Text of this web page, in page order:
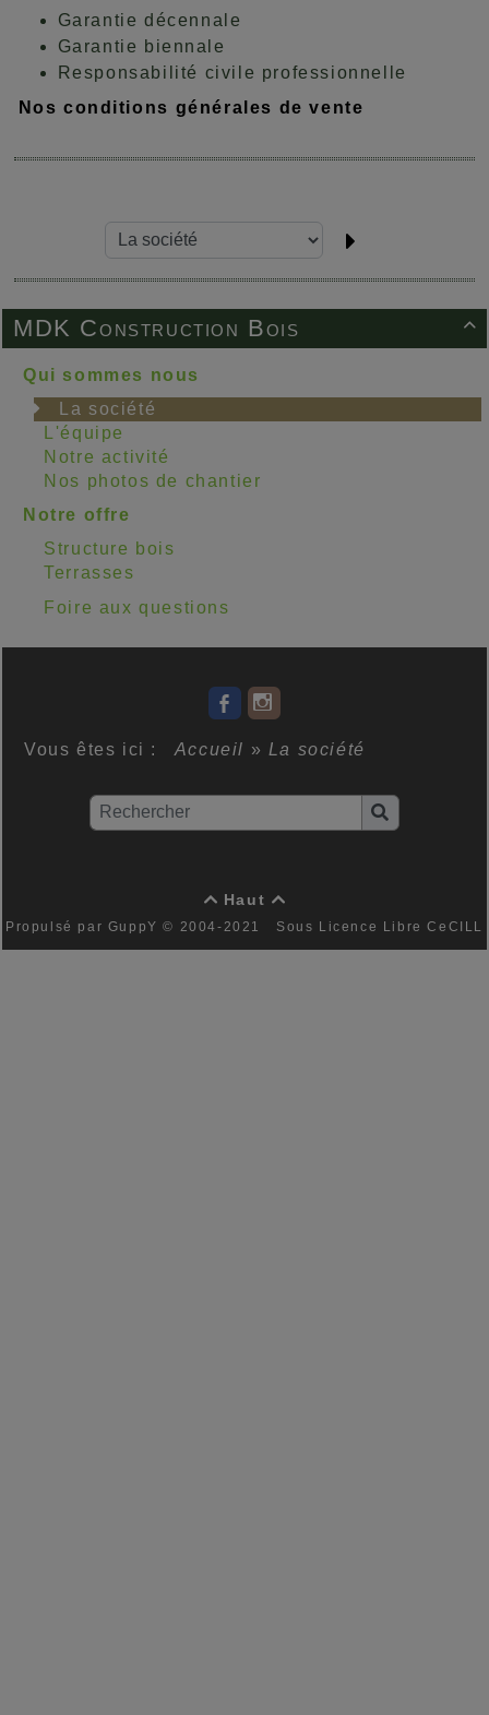

MDK Construction Bois
Qui sommes nous
La société
L'équipe
Notre activité
Nos photos de chantier
Notre offre
Structure bois
Terrasses
Foire aux questions
Garantie décennale
Garantie biennale
Responsabilité civile professionnelle
Nos conditions générales de vente
Vous êtes ici : Accueil » La société
 Haut 
Propulsé par GuppY© 2004-2021 Sous Licence Libre CeCILL